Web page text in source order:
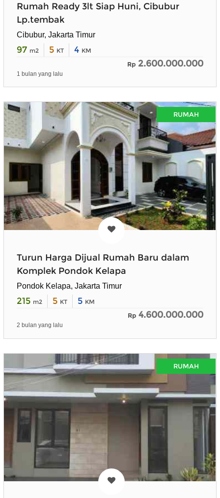
Rumah Ready 3lt Siap Huni, Cibubur
Lp.tembak
Cibubur, Jakarta Timur
97 m2 5 KT 4 KM
Rp 2.600.000.000
1 bulan yang lalu
RUMAH
Turun Harga Dijual Rumah Baru dalam
Komplek Pondok Kelapa
Pondok Kelapa, Jakarta Timur
215 m2 5 KT 5 KM
Rp 4.600.000.000
2 bulan yang lalu
RUMAH